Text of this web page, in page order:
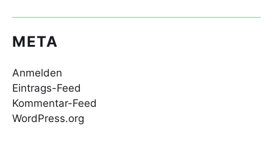
META
Anmelden
Eintrags-Feed
Kommentar-Feed
WordPress.org